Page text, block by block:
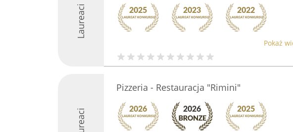
Laureaci
Pokaż
Laureaci
Pizzeria - Restauracja "Rimini"